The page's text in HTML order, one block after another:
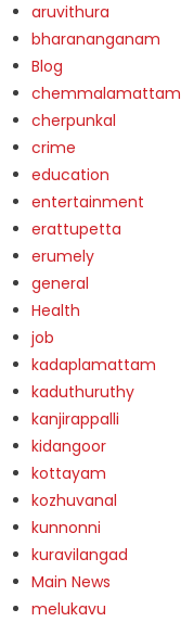
aruvithura
bharananganam
Blog
chemmalamattam
cherpunkal
crime
education
entertainment
erattupetta
erumely
general
Health
job
kadaplamattam
kaduthuruthy
kanjirappalli
kidangoor
kottayam
kozhuvanal
kunnonni
kuravilangad
Main News
melukavu